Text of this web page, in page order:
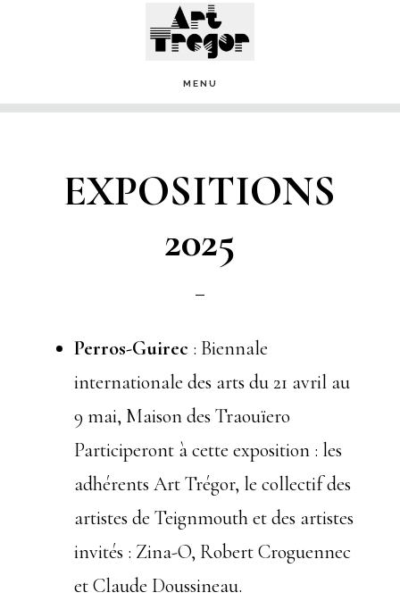
principal
MENU
EXPOSITIONS
2025
Perros-Guirec : Biennale
internationale des arts du 21 avril au
9 mai, Maison des Traouïero
Participeront à cette exposition : les
adhérents Art Trégor, le collectif des
artistes de Teignmouth et des artistes
invités : Zina-O, Robert Croguennec
et Claude Doussineau.